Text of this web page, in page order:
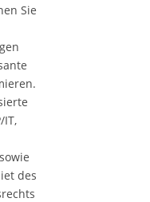
Sie
IT,
des